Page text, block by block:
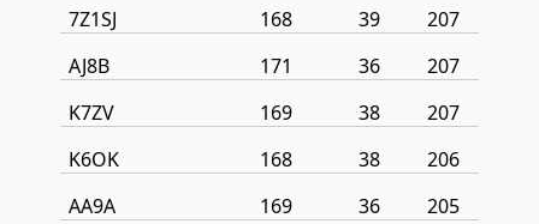
7Z1SJ
168 39
207
AJ8B
171 36
207
K7ZV
169 38
207
K6OK
168 38
206
AA9A
169 36 205